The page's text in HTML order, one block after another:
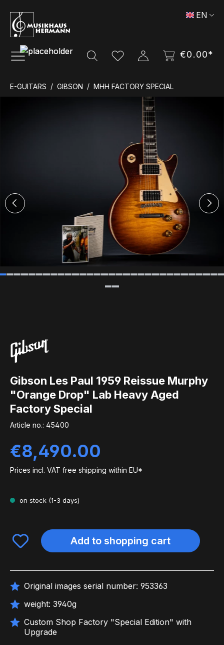
Skip to main content
€0.00*
EN
E-GUITARS GIBSON MHH FACTORY SPECIAL
Gibson Les Paul 1959 Reissue Murphy
"Orange Drop" Lab Heavy Aged
Factory Special
Article no.: 45400
Regular price:
€8,490.00
Prices incl. VAT free shipping within EU*
on stock (1-3 days)
Add to shopping cart
Original images serial number: 953363
weight: 3940g
Custom Shop Factory "Special Edition" with
Upgrade